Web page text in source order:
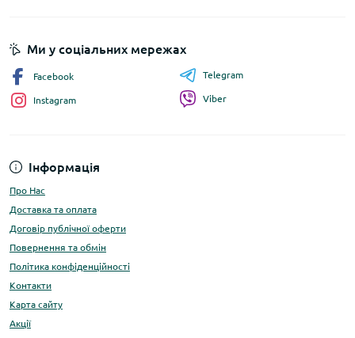
Інформація
Про Нас
Доставка та оплата
Договір публічної оферти
Повернення та обмін
Політика конфіденційності
Контакти
Карта сайту
Акції
Ми у соціальних мережах
Facebook
Instagram
Telegram
Viber